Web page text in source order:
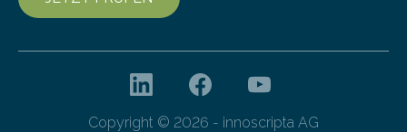
Copyright © 2026 - innoscripta AG